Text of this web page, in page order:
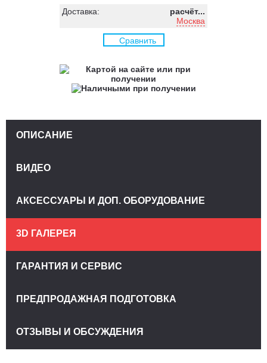
Доставка:
расчёт...
Москва
Сравнить
ОПИСАНИЕ
ВИДЕО
АКСЕССУАРЫ И ДОП. ОБОРУДОВАНИЕ
3D ГАЛЕРЕЯ
ГАРАНТИЯ И СЕРВИС
ПРЕДПРОДАЖНАЯ ПОДГОТОВКА
ОТЗЫВЫ И ОБСУЖДЕНИЯ